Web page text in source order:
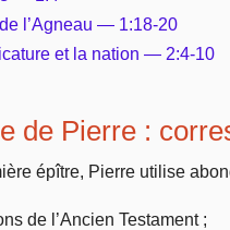
l’Agneau — 1:18-20
et la nation — 2:4-10
de Pierre :
épître, Pierre utilise
de l’Ancien Testament ;